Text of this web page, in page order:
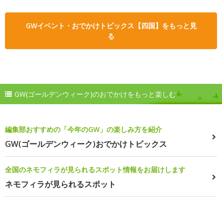
GWイベント・おでかけトピックス【四国】をもっと見
る
GW(ゴールデンウィーク)のおでかけをもっと楽しむ
編集部おすすめの「今年のGW」の楽しみ方を紹介
GW(ゴールデンウィーク)おでかけトピックス
全国のネモフィラが見られるスポット情報をお届けします
ネモフィラが見られるスポット